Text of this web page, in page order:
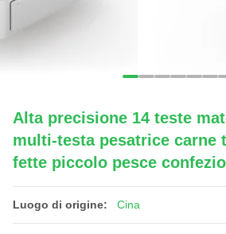
Alta precisione 14 teste
multi-testa pesatrice carne
fette piccolo pesce
Luogo di origine: Cina